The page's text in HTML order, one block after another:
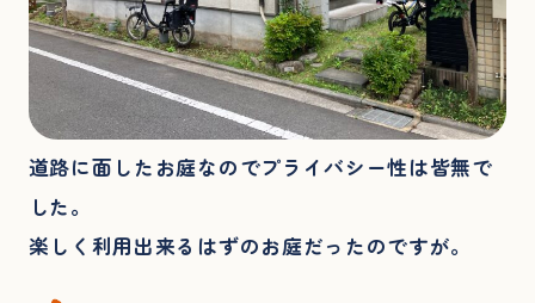
道路に面したお庭なのでプライバシー性は皆無で
した。
楽しく利用出来るはずのお庭だったのですが。